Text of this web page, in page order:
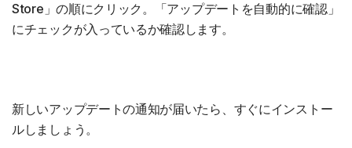
Store」の順にクリック。「アップデートを自動的に確認」
にチェックが入っているか確認します。
新しいアップデートの通知が届いたら、すぐにインストー
ルしましょう。